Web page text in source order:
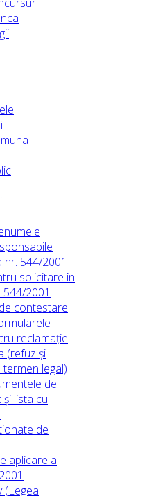
544/2001
solicitare în
544/2001
contestare
reclamație
(refuz și
legal)
de
lista cu
de
aplicare a
(Legea